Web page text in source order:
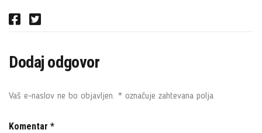
F
e
o
T
t
Dodaj odgovor
Vaš e-naslov ne bo objavljen. * označuje zahtevana polja
Komentar *